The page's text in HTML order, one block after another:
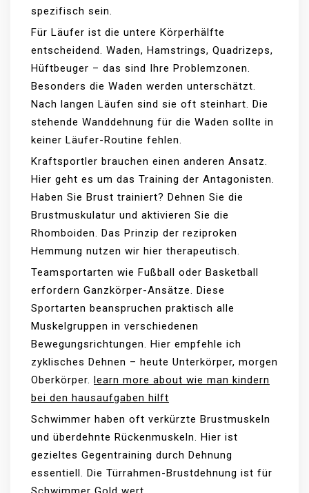
spezifisch sein.
Für Läufer ist die untere Körperhälfte
entscheidend. Waden, Hamstrings, Quadrizeps,
Hüftbeuger – das sind Ihre Problemzonen.
Besonders die Waden werden unterschätzt.
Nach langen Läufen sind sie oft steinhart. Die
stehende Wanddehnung für die Waden sollte in
keiner Läufer-Routine fehlen.
Kraftsportler brauchen einen anderen Ansatz.
Hier geht es um das Training der Antagonisten.
Haben Sie Brust trainiert? Dehnen Sie die
Brustmuskulatur und aktivieren Sie die
Rhomboiden. Das Prinzip der reziproken
Hemmung nutzen wir hier therapeutisch.
Teamsportarten wie Fußball oder Basketball
erfordern Ganzkörper-Ansätze. Diese
Sportarten beanspruchen praktisch alle
Muskelgruppen in verschiedenen
Bewegungsrichtungen. Hier empfehle ich
zyklisches Dehnen – heute Unterkörper, morgen
Oberkörper. learn more about wie man kindern
bei den hausaufgaben hilft
Schwimmer haben oft verkürzte Brustmuskeln
und überdehnte Rückenmuskeln. Hier ist
gezieltes Gegentraining durch Dehnung
essentiell. Die Türrahmen-Brustdehnung ist für